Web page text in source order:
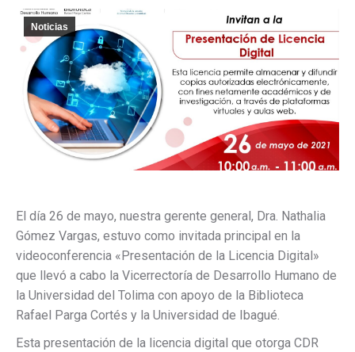
Noticias
El día 26 de mayo, nuestra gerente general, Dra. Nathalia
Gómez Vargas, estuvo como invitada principal en la
videoconferencia «Presentación de la Licencia Digital»
que llevó a cabo la Vicerrectoría de Desarrollo Humano de
la Universidad del Tolima con apoyo de la Biblioteca
Rafael Parga Cortés y la Universidad de Ibagué.
Esta presentación de la licencia digital que otorga CDR